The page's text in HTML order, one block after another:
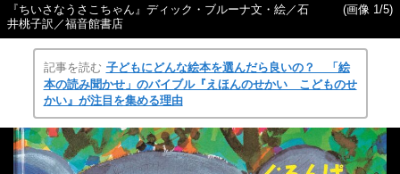
『ちいさなうさこちゃん』ディック・ブルーナ文・絵／石
井桃子訳／福音館書店
(画像 1/5)
記事を読む 子どもにどんな絵本を選んだら良いの？ 「絵
本の読み聞かせ」のバイブル『えほんのせかい こどものせ
かい』が注目を集める理由